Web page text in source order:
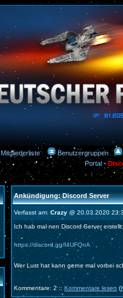
Mitgliederliste Benutzergruppen
Portal-
Ankündigung: Discord Server
Verfasst am: Crazy @ 20.03.2020
Ich hab mal nen Discord Server erstellt:
https://discord.gg/f4UFQnA
Wer Lust hat kann gerne mal vorbei
Kommentare: 2 :: Kommentare lesen (